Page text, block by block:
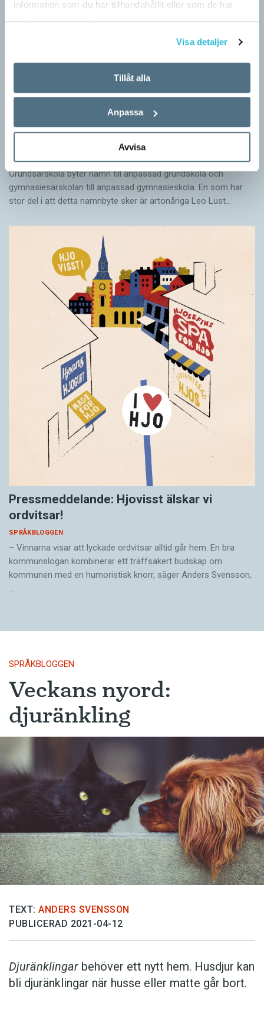
information som du har tillhandahållit eller som de har
Visa detaljer
Tillåt alla
Anpassa
Avvisa
Särskolan byter namn
SPRÅKBLOGGEN
Grundsärskola byter namn till anpassad grundskola och
gymnasiesärskolan till anpassad gymnasieskola. En som har
stor del i att detta namnbyte sker är artonåriga Leo Lust…
Pressmeddelande: Hjovisst älskar vi
ordvitsar!
SPRÅKBLOGGEN
– Vinnarna visar att lyckade ordvitsar alltid går hem. En bra
kommunslogan kombinerar ett träffsäkert budskap om
kommunen med en humoristisk knorr, säger Anders Svensson,
…
SPRÅKBLOGGEN
Veckans nyord:
djuränkling
TEXT: ANDERS SVENSSON
PUBLICERAD 2021-04-12
Djuränklingar behöver ett nytt hem. Husdjur kan
bli djuränklingar när husse eller matte går bort.